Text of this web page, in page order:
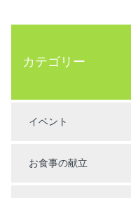
カテゴリー
イベント
お食事の献立